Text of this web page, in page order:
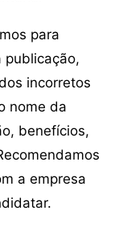
para
publicação,
incorretos
nome da
benefícios,
a empresa